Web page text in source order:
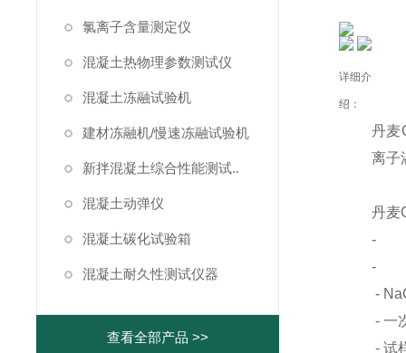
氯离子含量测定仪
混凝土热物理参数测试仪
混凝土冻融试验机
建材冻融机/慢速冻融试验机
新拌混凝土综合性能测试..
混凝土动弹仪
混凝土碳化试验箱
混凝土耐久性测试仪器
查看全部产品 >>
详细介
绍：
丹麦
离子
丹麦
-
- 5
-
- 一
- 试